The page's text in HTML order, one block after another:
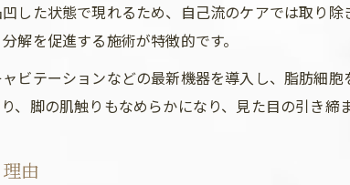
した状態で現れるため、自己流のケアでは取り
解を促進する施術が特徴的です。
ビテーションなどの最新機器を導入し、脂肪細
、脚の肌触りもなめらかになり、見た目の引き締
由